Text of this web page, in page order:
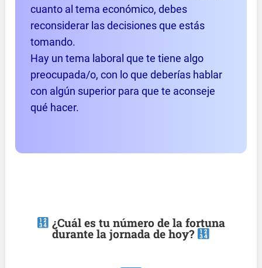
cuanto al tema económico, debes
reconsiderar las decisiones que estás
tomando.
Hay un tema laboral que te tiene algo
preocupada/o, con lo que deberías hablar
con algún superior para que te aconseje
qué hacer.
¿Cuál es tu número de la fortuna
durante la jornada de hoy?